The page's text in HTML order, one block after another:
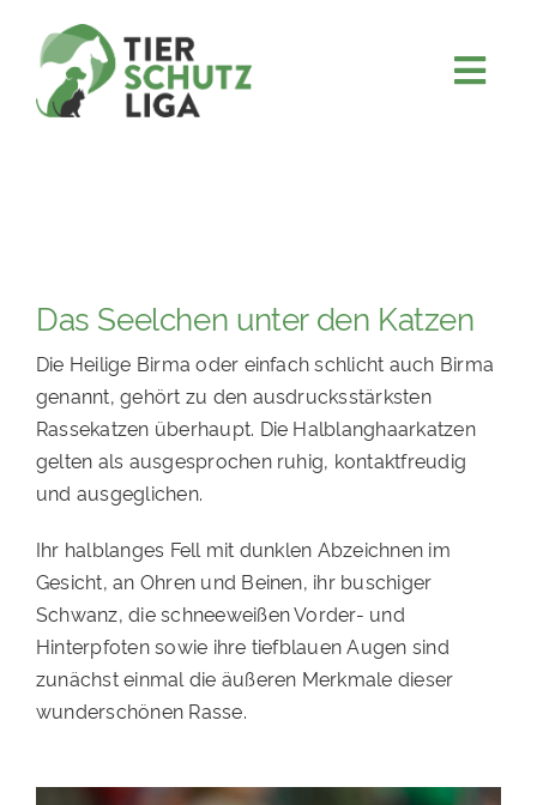
content
FÖRDERN & VERERBEN
KOOPERATIONEN
4KIDS
TIERHEIMTIERE
PATENSCHAFTEN
HELFER WERDEN
RATGEBER
Das Seelchen unter den Katzen
Die Heilige Birma oder einfach schlicht auch Birma
genannt, gehört zu den ausdrucksstärksten
Rassekatzen überhaupt. Die Halblanghaarkatzen
gelten als ausgesprochen ruhig, kontaktfreudig
und ausgeglichen.
Ihr halblanges Fell mit dunklen Abzeichnen im
Gesicht, an Ohren und Beinen, ihr buschiger
Schwanz, die schneeweißen Vorder- und
Hinterpfoten sowie ihre tiefblauen Augen sind
zunächst einmal die äußeren Merkmale dieser
wunderschönen Rasse.